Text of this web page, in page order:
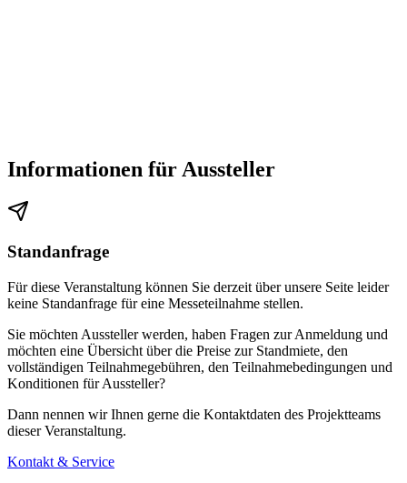
Informationen für Aussteller
Standanfrage
Für diese Veranstaltung können Sie derzeit über unsere Seite leider
keine Standanfrage für eine Messeteilnahme stellen.
Sie möchten Aussteller werden, haben Fragen zur Anmeldung und
möchten eine Übersicht über die Preise zur Standmiete, den
vollständigen Teilnahmegebühren, den Teilnahmebedingungen und
Konditionen für Aussteller?
Dann nennen wir Ihnen gerne die Kontaktdaten des Projektteams
dieser Veranstaltung.
Kontakt & Service